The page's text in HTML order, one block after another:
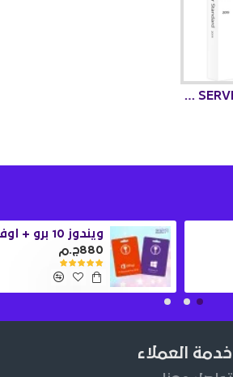
SQL SERVER 2019 standard
880ج.م
خدمة العملاء